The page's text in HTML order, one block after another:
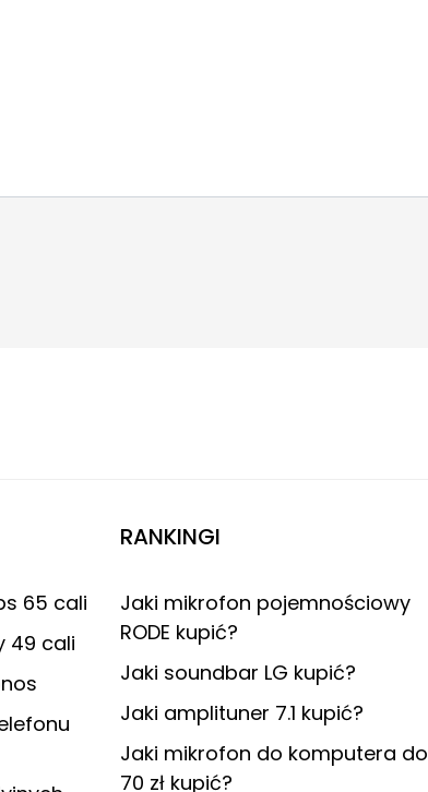
65 cali
49 cali
RANKINGI
Jaki mikrofon pojemnościowy
RODE kupić?
Jaki soundbar LG kupić?
Jaki amplituner 7.1 kupić?
Jaki mikrofon do komputera do
70 zł kupić?